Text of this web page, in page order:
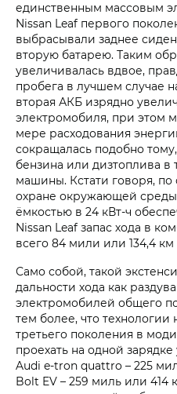
единственным массовым
Nissan Leaf первого
выбрасывали заднее
вторую батарею. Таким
увеличивалась вдвое,
пробега в лучшем случае
вторая АКБ изрядно
электромобиля, при этом
мере расходования
сокращалась подобно
бензина или дизтоплива
машины. Кстати говоря, по
охране окружающей
ёмкостью в 24 кВт-ч
Nissan Leaf запас хода в
всего 84 мили или 134,4 км
Само собой, такой
дальности хода как
электромобилей общего
тем более, что технологии
третьего поколения в
проехать на одной
Audi e-tron quattro – 225
Bolt EV – 259 миль или 414